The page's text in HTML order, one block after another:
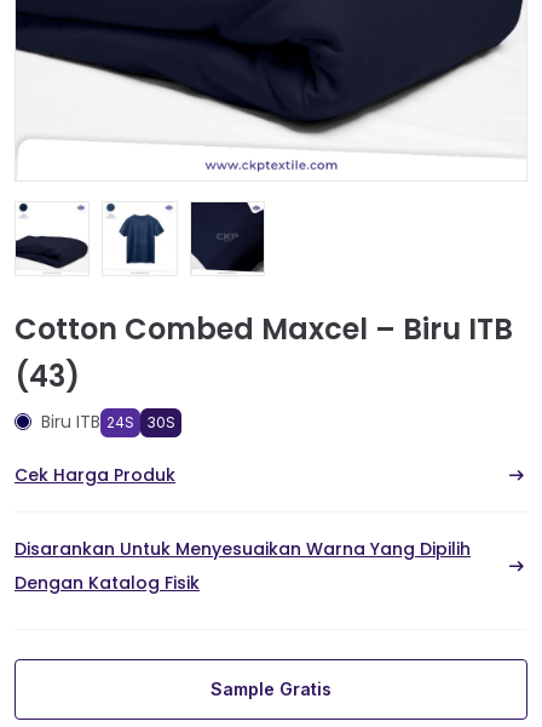
Cotton Combed Maxcel – Biru ITB
(43)
Biru ITB 24S 30S
Cek Harga Produk
Disarankan Untuk Menyesuaikan Warna Yang Dipilih
Dengan Katalog Fisik
Sample Gratis